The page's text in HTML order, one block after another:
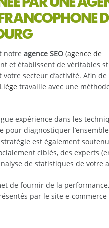
notre agence SEO (agence de
et établissent de véritables
secteur d’activité. Afin
travaille avec une
expérience dans les
diagnostiquer
est également
ciblés, des experts
de statistiques de votre
de fournir de la
par le site e-commerce